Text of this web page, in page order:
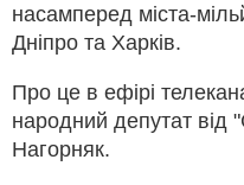
насамперед міста-
Дніпро та Харків.
Про це в ефірі
народний депутат від
Нагорняк.